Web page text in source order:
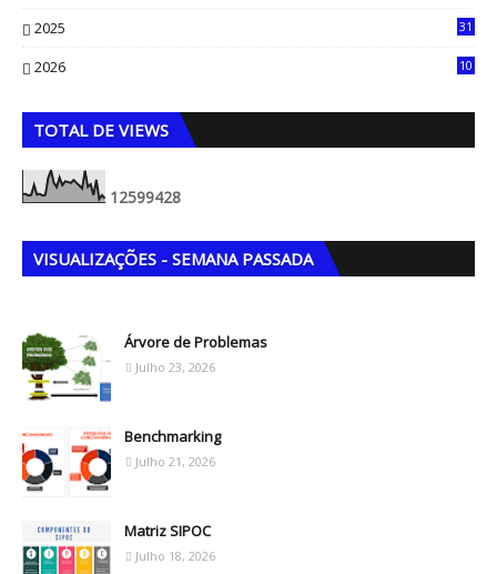
2025
31
2026
10
TOTAL DE VIEWS
12599428
VISUALIZAÇÕES - SEMANA PASSADA
Árvore de Problemas
Julho 23, 2026
Benchmarking
Julho 21, 2026
Matriz SIPOC
Julho 18, 2026